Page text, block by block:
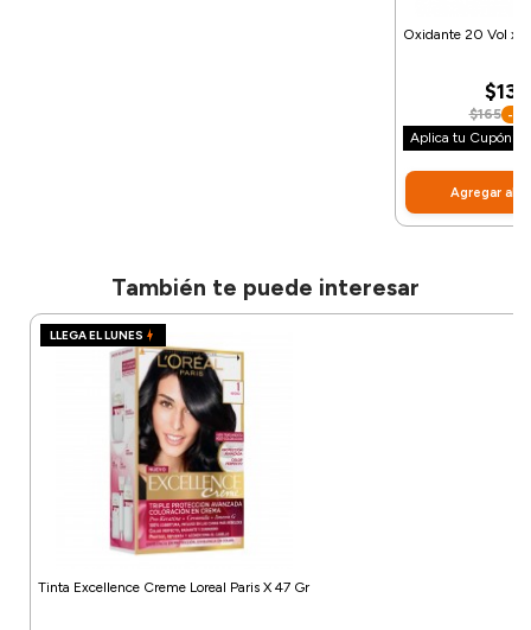
Oxidante 20 Vol
$132
$165 -
Aplica tu Cupón:
Agregar al
También te puede interesar
LLEGA EL LUNES
Tinta Excellence Creme Loreal Paris X 47 Gr